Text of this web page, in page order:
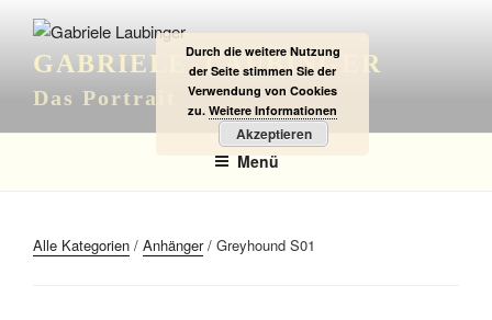
Inhalt
springenGABRIELE LAUBINGER
Das Portrait
Menü
Alle Kategorien / Anhänger/ Greyhound S01
Durch die weitere Nutzung
der Seite stimmen Sie der
Verwendung von Cookies
zu. Weitere Informationen
Akzeptieren